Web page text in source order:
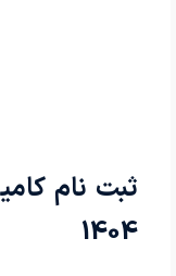
ثبت نام
1404